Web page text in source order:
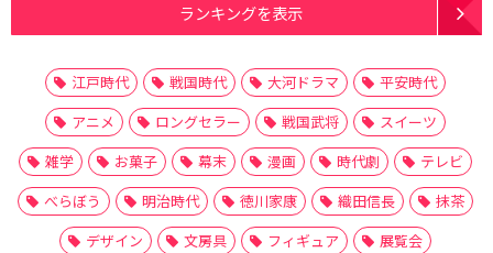
ランキングを表示
江戸時代 戦国時代 大河ドラマ
平安時代
アニメ
ロングセラー 戦国武将
スイーツ
雑学
お菓子 幕末 漫画 時代劇
テレビ
べらぼう
明治時代 徳川家康 織田信長
抹茶
デザイン
文房具 フィギュア
展覧会